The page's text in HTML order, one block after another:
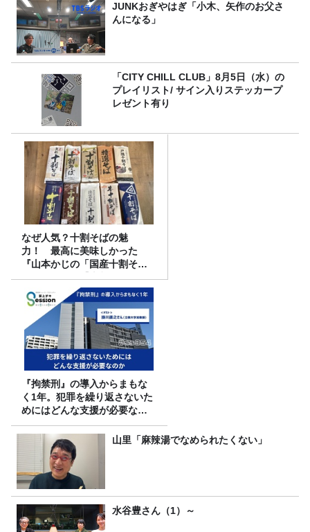
JUNKおぎやはぎ「小木、矢作のお父さ
んになる」
「CITY CHILL CLUB」8月5日（水）の
プレイリスト/ サイン入りステッカープ
レゼント有り
なぜ人気？十割そばの魅
力！ 最高に美味しかった
『山本かじの「国産十割そ
ば」』とは？【十割そば10種
食べ比べ】
『拘禁刑』の導入からまもな
く1年。犯罪を繰り返さないた
めにはどんな支援が必要なの
か
山里「麻辣湯でなめられたくない」
水谷豊さん（1）～